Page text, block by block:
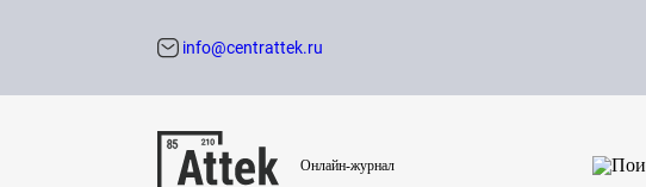
info@centrattek.ru
Онлайн-журнал